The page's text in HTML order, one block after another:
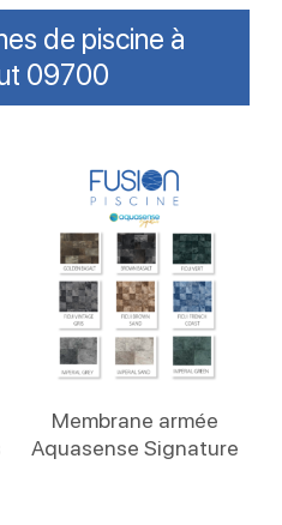
de piscine à
09700
Membrane armée
Aquasense Signature